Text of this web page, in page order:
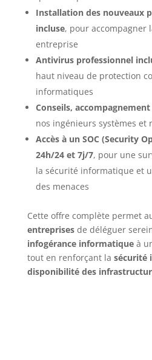
Installation des nouveaux
incluse, pour accompagner
entreprise
Antivirus professionnel
haut niveau de protection
informatiques
Conseils,
nos ingénieurs systèmes et
Accès à un SOC (Security
24h/24 et 7j/7, pour une
la sécurité informatique et
des menaces
Cette offre complète permet
entreprisesde déléguer
infogérance informatiqueà
tout en renforçant la sécurité
disponibilité des